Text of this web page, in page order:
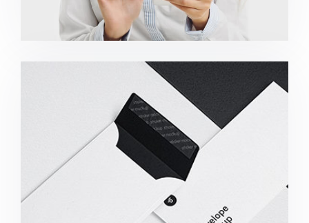
Minimalist Smartphone App